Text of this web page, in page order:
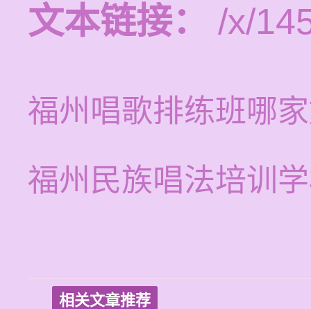
文本链接：
/x/
福州唱歌排练班哪
福州民族唱法培训
相关文章推荐